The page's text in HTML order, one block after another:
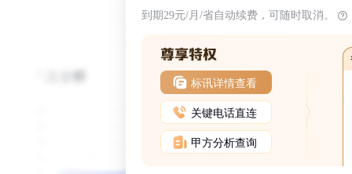
到期29元/月/省自动续费，可随时取消。
标讯详情查看
关键电话直连
甲方分析查询